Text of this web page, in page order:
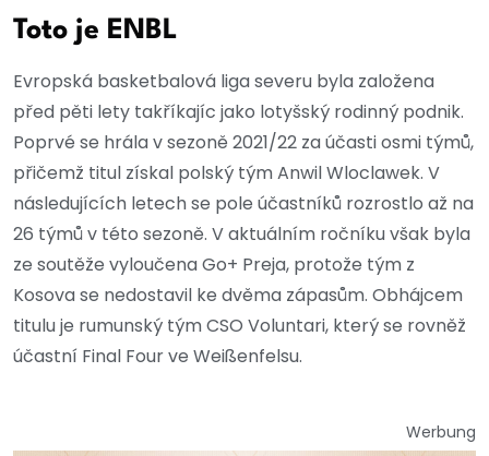
Toto je ENBL
Evropská basketbalová liga severu byla založena
před pěti lety takříkajíc jako lotyšský rodinný podnik.
Poprvé se hrála v sezoně 2021/22 za účasti osmi týmů,
přičemž titul získal polský tým Anwil Wloclawek. V
následujících letech se pole účastníků rozrostlo až na
26 týmů v této sezoně. V aktuálním ročníku však byla
ze soutěže vyloučena Go+ Preja, protože tým z
Kosova se nedostavil ke dvěma zápasům. Obhájcem
titulu je rumunský tým CSO Voluntari, který se rovněž
účastní Final Four ve Weißenfelsu.
Werbung